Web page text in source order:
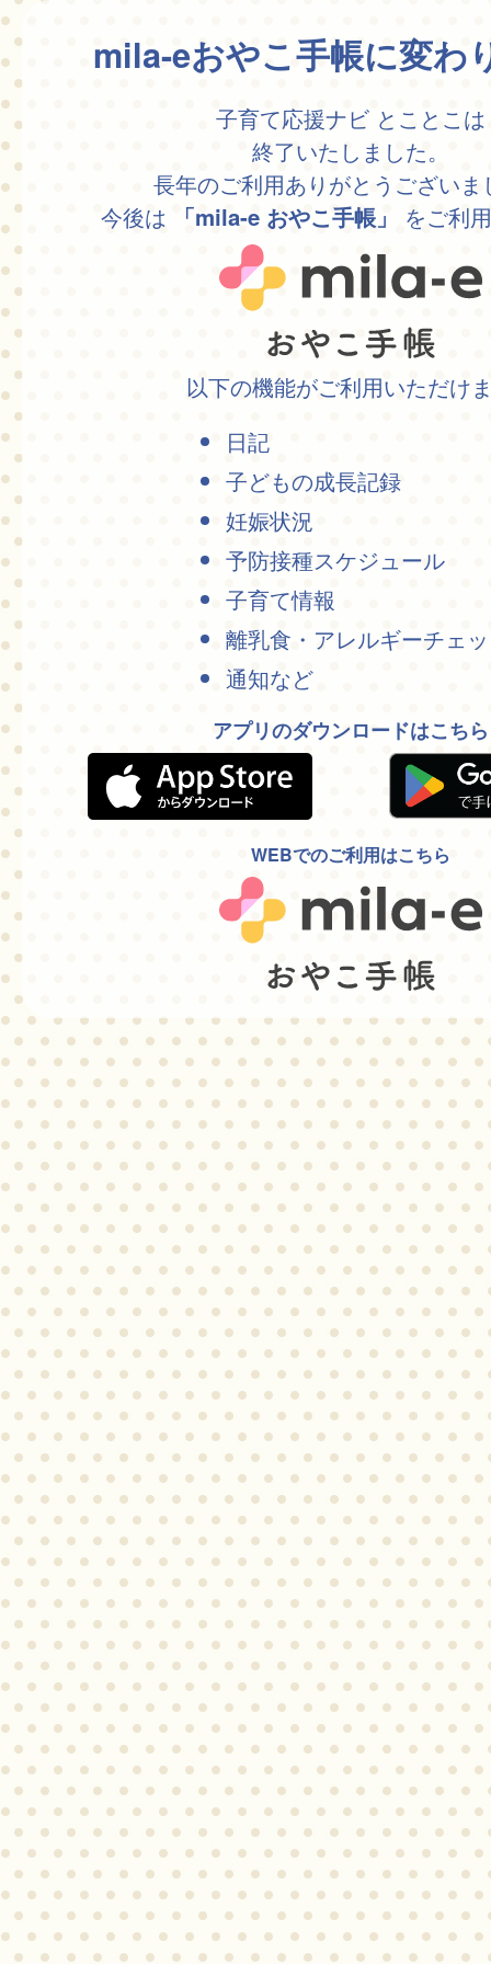
mila-eおやこ手帳に変わ
子育て応援ナビ とことこは
終了いたしました。
長年のご利用ありがとうございま
今後は
「mila-e おやこ手帳」 をご利
以下の機能がご利用いただけ
日記
子どもの成長記録
妊娠状況
予防接種スケジュール
子育て情報
離乳食・アレルギーチェ
通知など
アプリのダウンロードはこちら
WEBでのご利用はこちら